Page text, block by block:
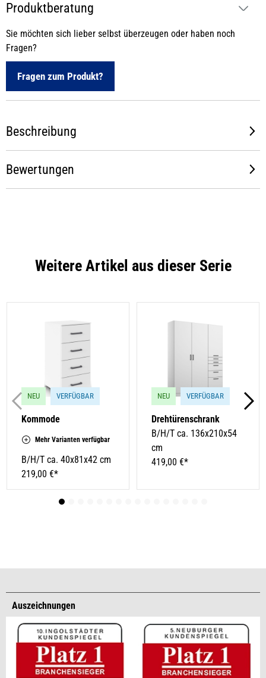
Produktberatung
Sie möchten sich lieber selbst überzeugen oder haben noch
Fragen?
Fragen zum Produkt?
Beschreibung
Bewertungen
Weitere Artikel aus dieser Serie
NEU VERFÜGBAR
Kommode
Mehr Varianten verfügbar
B/H/T ca. 40x81x42 cm
219,00 €*
NEU VERFÜGBAR
Drehtürenschrank
B/H/T ca. 136x210x54
cm
419,00 €*
Auszeichnungen